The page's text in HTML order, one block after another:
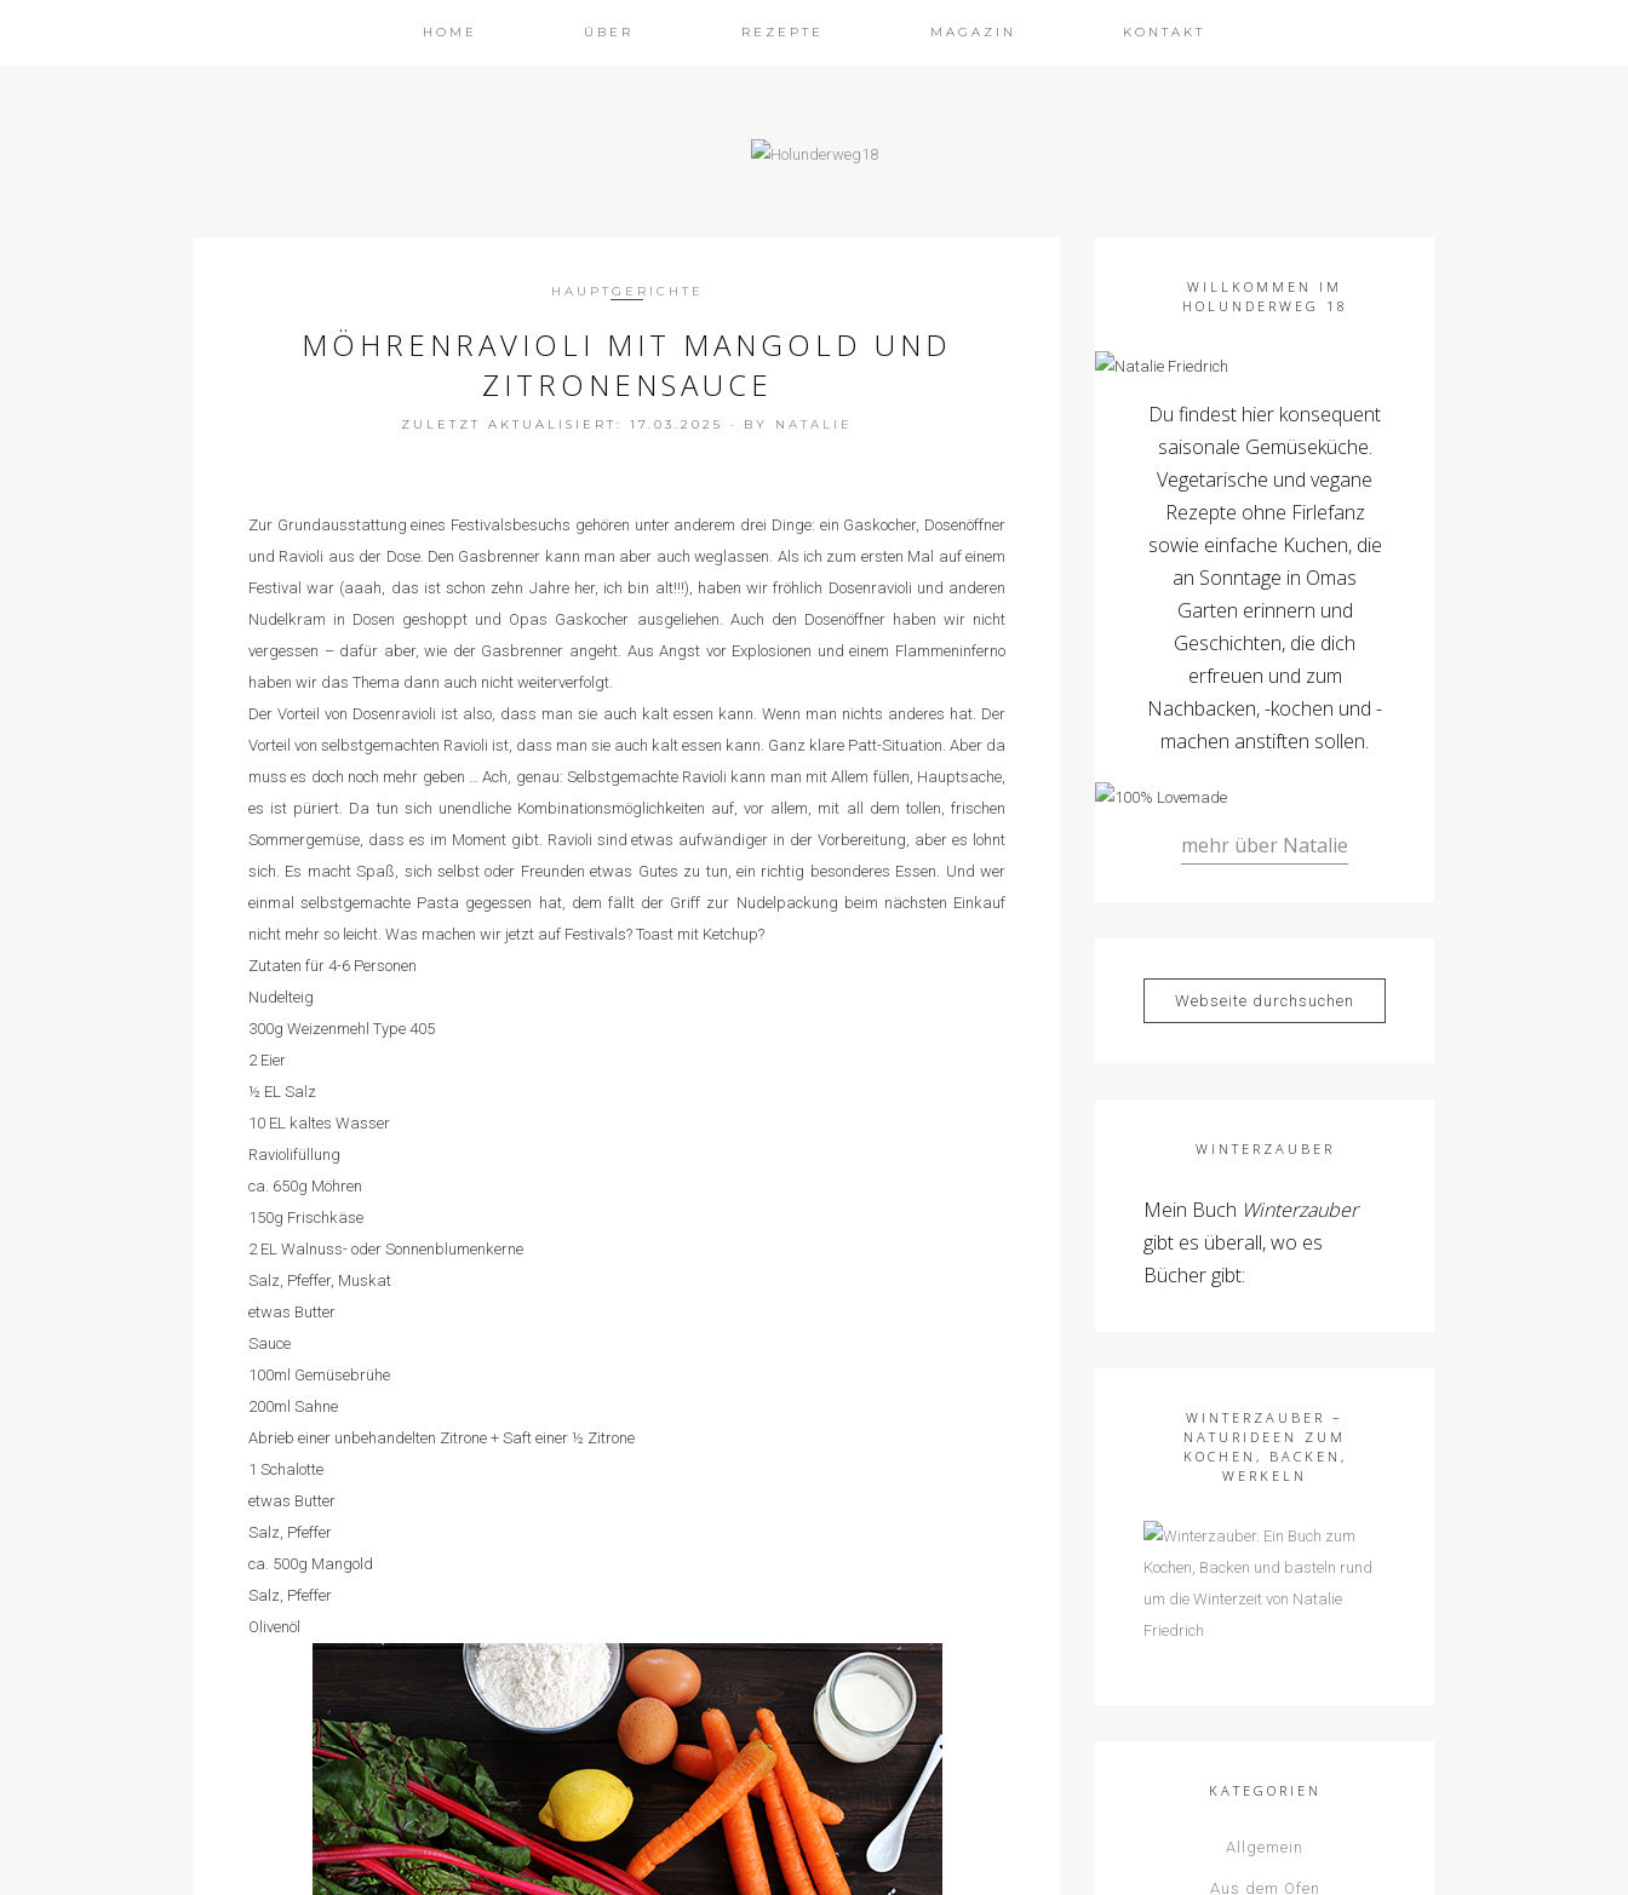
HOME ÜBER REZEPTE MAGAZIN KONTAKT
HAUPTGERICHTE
MÖHRENRAVIOLI MIT MANGOLD UND
ZITRONENSAUCE
ZULETZT AKTUALISIERT: 17.03.2025 · BY NATALIE
Zur Grundausstattung eines Festivalsbesuchs gehören unter anderem drei Dinge: ein Gaskocher, Dosenöffner
und Ravioli aus der Dose. Den Gasbrenner kann man aber auch weglassen. Als ich zum ersten Mal auf einem
Festival war (aaah, das ist schon zehn Jahre her, ich bin alt!!!), haben wir fröhlich Dosenravioli und anderen
Nudelkram in Dosen geshoppt und Opas Gaskocher ausgeliehen. Auch den Dosenöffner haben wir nicht
vergessen – dafür aber, wie der Gasbrenner angeht. Aus Angst vor Explosionen und einem Flammeninferno
haben wir das Thema dann auch nicht weiterverfolgt.
Der Vorteil von Dosenravioli ist also, dass man sie auch kalt essen kann. Wenn man nichts anderes hat. Der
Vorteil von selbstgemachten Ravioli ist, dass man sie auch kalt essen kann. Ganz klare Patt-Situation. Aber da
muss es doch noch mehr geben … Ach, genau: Selbstgemachte Ravioli kann man mit Allem füllen, Hauptsache,
es ist püriert. Da tun sich unendliche Kombinationsmöglichkeiten auf, vor allem, mit all dem tollen, frischen
Sommergemüse, dass es im Moment gibt. Ravioli sind etwas aufwändiger in der Vorbereitung, aber es lohnt
sich. Es macht Spaß, sich selbst oder Freunden etwas Gutes zu tun, ein richtig besonderes Essen. Und wer
einmal selbstgemachte Pasta gegessen hat, dem fällt der Griff zur Nudelpackung beim nächsten Einkauf
nicht mehr so leicht. Was machen wir jetzt auf Festivals? Toast mit Ketchup?
Zutaten für 4-6 Personen
Nudelteig
300g Weizenmehl Type 405
2 Eier
½ EL Salz
10 EL kaltes Wasser
Raviolifüllung
ca. 650g Möhren
150g Frischkäse
2 EL Walnuss- oder Sonnenblumenkerne
Salz, Pfeffer, Muskat
etwas Butter
Sauce
100ml Gemüsebrühe
200ml Sahne
Abrieb einer unbehandelten Zitrone + Saft einer ½ Zitrone
1 Schalotte
etwas Butter
Salz, Pfeffer
ca. 500g Mangold
Salz, Pfeffer
Olivenöl
WILLKOMMEN IM
HOLUNDERWEG 18
Du findest hier konsequent
saisonale Gemüseküche.
Vegetarische und vegane
Rezepte ohne Firlefanz
sowie einfache Kuchen, die
an Sonntage in Omas
Garten erinnern und
Geschichten, die dich
erfreuen und zum
Nachbacken, -kochen und -
machen anstiften sollen.
mehr über Natalie
WINTERZAUBER
Mein Buch Winterzauber
gibt es überall, wo es
Bücher gibt:
WINTERZAUBER –
NATURIDEEN ZUM
KOCHEN, BACKEN,
WERKELN
KATEGORIEN
Allgemein
Aus dem Ofen